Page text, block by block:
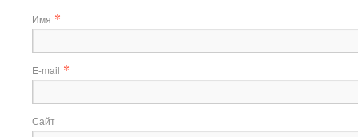
Имя *
E-mail *
Сайт